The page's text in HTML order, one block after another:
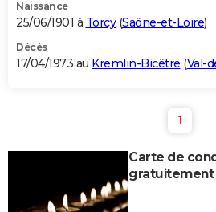
Naissance
25/06/1901 à Torcy(Saône-et-Loire)
Décès
17/04/1973 au Kremlin-Bicêtre (Val-
1
Carte de
gratuitement